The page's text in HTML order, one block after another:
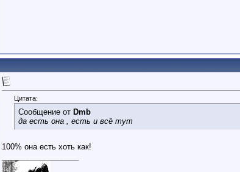
Цитата:
Сообщение от Dmb
да есть она , есть и всё тут
100% она есть хоть как!